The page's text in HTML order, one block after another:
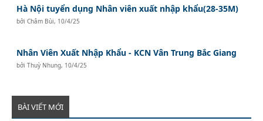
Hà Nội tuyển dụng Nhân viên xuất nhập khẩu(28-35M)
bởiChâm Bùi, 10/4/25
Nhân Viên Xuất Nhập Khẩu - KCN Vân Trung Bắc Giang
bởiThuỳ Nhung, 10/4/25
BÀI VIẾT MỚI